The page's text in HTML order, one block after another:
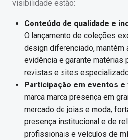
visibilidade estão:
Conteúdo de qualidade e
O lançamento de coleções
design diferenciado, mantém
evidência e garante matérias
revistas e sites
Participação em eventos
marca marca presença em
mercado de joias e moda,
presença institucional e de
profissionais e veículos de